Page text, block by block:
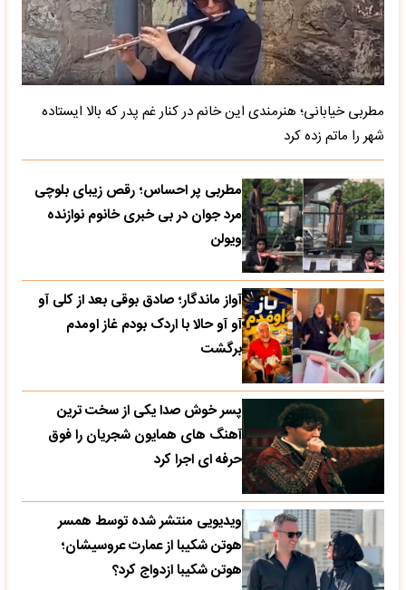
مطربی خیابانی؛ هنرمندی این خانم در کنار غم پدر که بالا ایستاده
شهر را ماتم زده کرد
مطربی پر احساس؛ رقص زیبای بلوچی
مرد جوان در بی خبری خانوم نوازنده
ویولن
آواز ماندگار؛ صادق بوقی بعد از کلی آو
آو آو حالا با اردک بودم غاز اومدم
برگشت
پسر خوش صدا یکی از سخت ترین
آهنگ های همایون شجریان را فوق
حرفه ای اجرا کرد
ویدیویی منتشر شده توسط همسر
هوتن شکیبا از عمارت عروسیشان؛
هوتن شکیبا ازدواج کرد؟